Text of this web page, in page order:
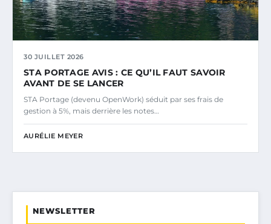
30 JUILLET 2026
STA PORTAGE AVIS : CE QU’IL FAUT SAVOIR
AVANT DE SE LANCER
STA Portage (devenu OpenWork) séduit par ses frais de
gestion à 5%, mais derrière les notes…
AURÉLIE MEYER
NEWSLETTER